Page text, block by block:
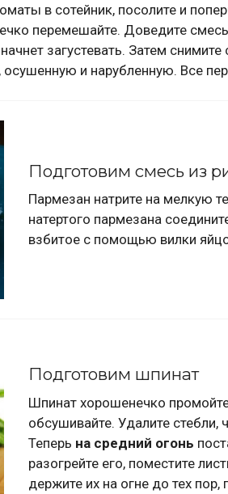
в сотейник, посолите и
перемешайте. Доведите смесь
загустевать. Затем
и нарубленную. Все
Подготовим смесь из
Пармезан натрите на мелкую
натертого пармезана
взбитое с помощью вилки
Подготовим шпинат
Шпинат хорошенечко
обсушивайте. Удалите стебли,
Теперь на средний огонь
разогрейте его, поместите
держите их на огне до тех